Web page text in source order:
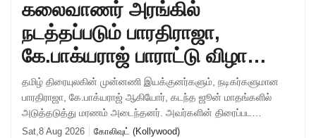
கலைவாணர் அரங்கில்
நடத்தப்படும் பாரதிராஜா,
கே.பாக்யராஜ் பாராட்டு விழா
-எந்த தேதியில் தெரியுமா ?
தமிழ் திரையுலகின் முன்னணி இயக்குனர்களும், நடிகர்களுமான
பாரதிராஜா, கே.பாக்யராஜ் ஆகியோர், கடந்த ஜூன் மாதங்களில்
அடுத்தடுத்து மரணம் அடைந்தனர். அவர்களின் திரைப்பட
சாதனைகளை பாராட்டி கவுரவிக்கும் வகையில்,
Sat,8 Aug 2026 கோலிவுட் (Kollywood)